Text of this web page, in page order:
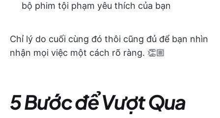
bộ phim tội phạm yêu thích của bạn
Chỉ lý do cuối cùng đó thôi cũng đủ để bạn nhìn
nhận mọi việc một cách rõ ràng. 👏🏼
5 Bước để Vượt Qua